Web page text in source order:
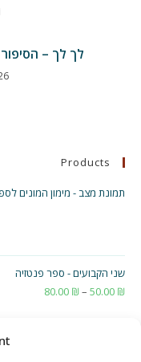
לך לך –
26
Products
תמונת מצב - מימון המונים
שני הקבועים - ספר פנטזיה
50.00 ₪
–
80.00 ₪